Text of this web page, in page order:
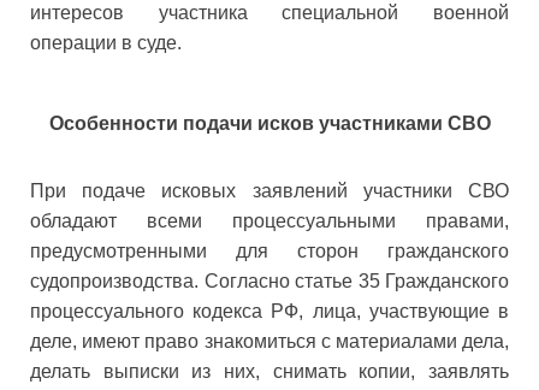
интересов участника специальной военной
операции в суде.
Особенности подачи исков участниками СВО
При подаче исковых заявлений участники СВО
обладают всеми процессуальными правами,
предусмотренными для сторон гражданского
судопроизводства. Согласно статье 35 Гражданского
процессуального кодекса РФ, лица, участвующие в
деле, имеют право знакомиться с материалами дела,
делать выписки из них, снимать копии, заявлять